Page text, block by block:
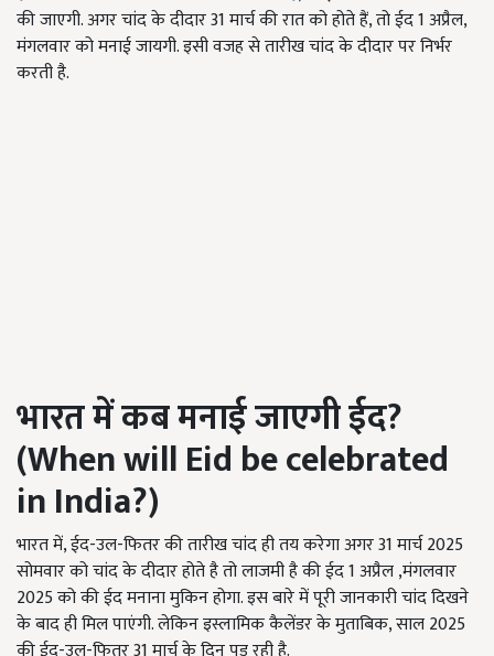
की जाएगी. अगर चांद के दीदार 31 मार्च की रात को होते हैं, तो ईद 1 अप्रैल,
मंगलवार को मनाई जायगी. इसी वजह से तारीख चांद के दीदार पर निर्भर
करती है.
भारत में कब मनाई जाएगी ईद?
(When will Eid be celebrated
in India?)
भारत में, ईद-उल-फितर की तारीख चांद ही तय करेगा अगर 31 मार्च 2025
सोमवार को चांद के दीदार होते है तो लाजमी है की ईद 1 अप्रैल ,मंगलवार
2025 को की ईद मनाना मुकिन होगा. इस बारे में पूरी जानकारी चांद दिखने
के बाद ही मिल पाएंगी. लेकिन इस्लामिक कैलेंडर के मुताबिक, साल 2025